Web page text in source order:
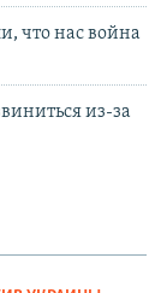
что нас война
из-за